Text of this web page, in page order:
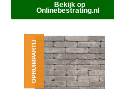
Bekijk op
Onlinebestrating.nl
OPRUIMPARTIJ